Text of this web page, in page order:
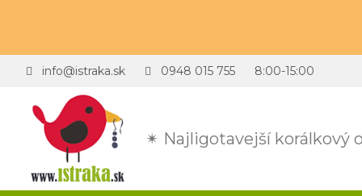
✴ Najligotavejší korálkový
info@istraka.sk 0948 015 755 8:00-15:00